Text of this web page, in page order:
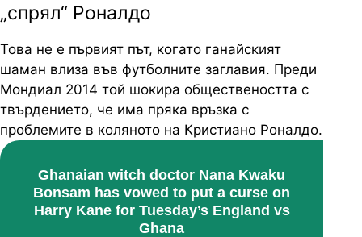
„спрял“ Роналдо
Това не е първият път, когато ганайският
шаман влиза във футболните заглавия. Преди
Мондиал 2014 той шокира обществеността с
твърдението, че има пряка връзка с
проблемите в коляното на Кристиано Роналдо.
Ghanaian witch doctor Nana Kwaku
Bonsam has vowed to put a curse on
Harry Kane for Tuesday’s England vs
Ghana